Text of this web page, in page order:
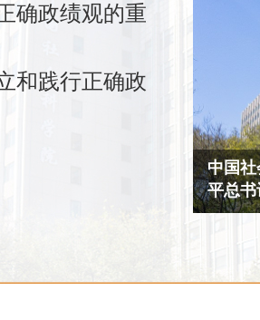
确政绩观的重
和践行正确政
中国
习教育